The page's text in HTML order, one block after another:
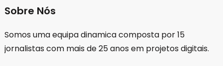
Sobre Nós
Somos uma equipa dinamica composta por 15
jornalistas com mais de 25 anos em projetos digitais.